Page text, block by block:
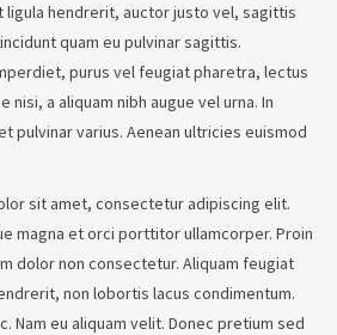
ligula hendrerit, auctor justo vel, sagittis
quam eu pulvinar sagittis.
purus vel feugiat pharetra, lectus
nisi, a aliquam nibh augue vel urna. In
pulvinar varius. Aenean ultricies euismod
sit amet, consectetur adipiscing elit.
magna et orci porttitor ullamcorper. Proin
dolor non consectetur. Aliquam feugiat
non lobortis lacus condimentum.
Nam eu aliquam velit. Donec pretium sed